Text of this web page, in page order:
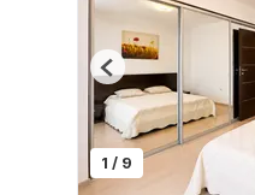
1 / 9
Previous